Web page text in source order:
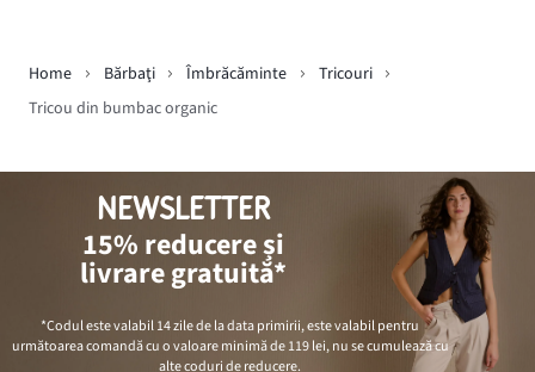
Home Bărbaţi Îmbrăcăminte
Tricouri
Tricou din bumbac organic
NEWSLETTER
15% reducere și
livrare gratuită*
*Codul este valabil 14 zile de la data primirii, este valabil pentru
următoarea comandă cu o valoare minimă de119 lei, nu se cumulează cu
alte coduri de reducere.